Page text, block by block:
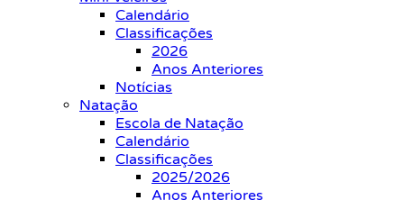
Calendário
Classificações
2026
Anos Anteriores
Notícias
Natação
Escola de Natação
Calendário
Classificações
2025/2026
Anos Anteriores